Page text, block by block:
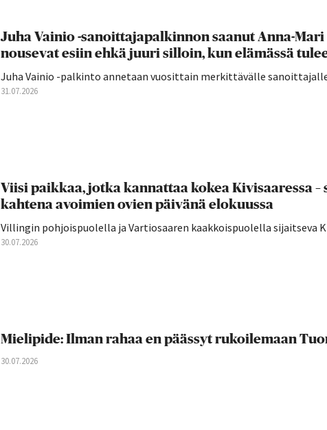
Juha Vainio -sanoittajapalkinnon saanut Anna-
nousevat esiin ehkä juuri silloin, kun elämässä
Juha Vainio -palkinto annetaan vuosittain merkittävälle
31.07.2026
Viisi paikkaa, jotka kannattaa kokea Kivisaaressa –
kahtena avoimien ovien päivänä elokuussa
Villingin pohjoispuolella ja Vartiosaaren kaakkoispuolella sijaitseva
30.07.2026
Mielipide: Ilman rahaa en päässyt rukoilemaan
30.07.2026